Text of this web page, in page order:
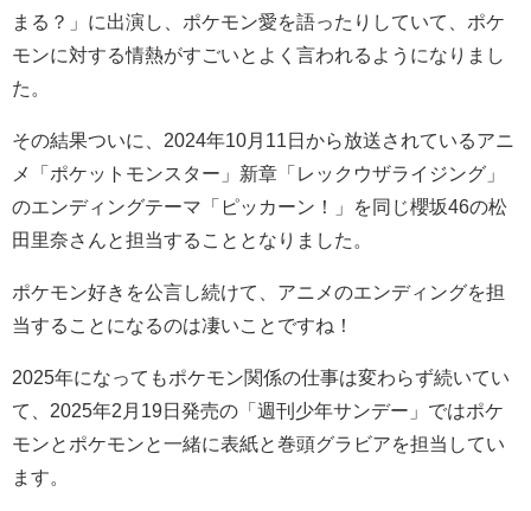
まる？」に出演し、ポケモン愛を語ったりしていて、ポケ
モンに対する情熱がすごいとよく言われるようになりまし
た。
その結果ついに、2024年10月11日から放送されているアニ
メ「ポケットモンスター」新章「レックウザライジング」
のエンディングテーマ「ピッカーン！」を同じ櫻坂46の松
田里奈さんと担当することとなりました。
ポケモン好きを公言し続けて、アニメのエンディングを担
当することになるのは凄いことですね！
2025年になってもポケモン関係の仕事は変わらず続いてい
て、2025年2月19日発売の「週刊少年サンデー」ではポケ
モンとポケモンと一緒に表紙と巻頭グラビアを担当してい
ます。